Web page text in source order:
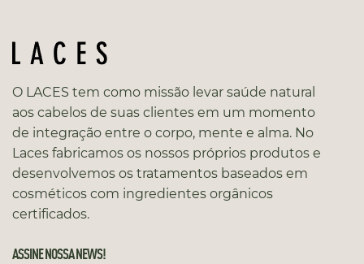
O LACES tem como missão levar saúde natural
aos cabelos de suas clientes em um momento
de integração entre o corpo, mente e alma. No
Laces fabricamos os nossos próprios produtos e
desenvolvemos os tratamentos baseados em
cosméticos com ingredientes orgânicos
certificados.
ASSINE NOSSA NEWS!